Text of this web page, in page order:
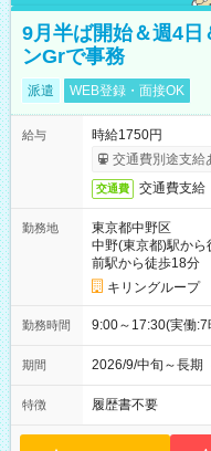
9月半ば開始＆週4日
ンGrで事務
派遣 WEB登録・面接OK
給与
時給1750円
交通費別途支給
交通費 交通費支給
勤務地
東京都中野区
中野(東京都)駅から
前駅から徒歩18分
キリングループ
勤務時間 9:00～17:30(実働
期間 2026/9/中旬～長
特徴 履歴書不要